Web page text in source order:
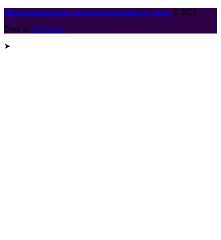
Металлообработка и сборка металлоконструкций © 2026
Тема от WP Puzzle
➤